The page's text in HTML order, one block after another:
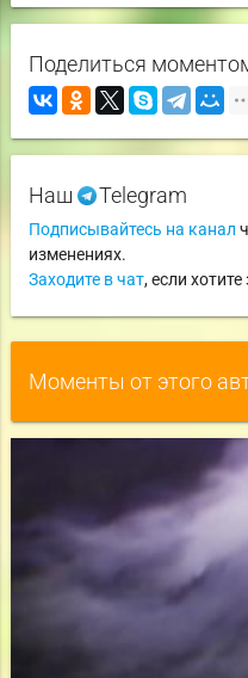
Поделиться
Наш Telegram
Подписывайтесь на канал
изменениях.
Заходите в чат, если
Моменты от этого